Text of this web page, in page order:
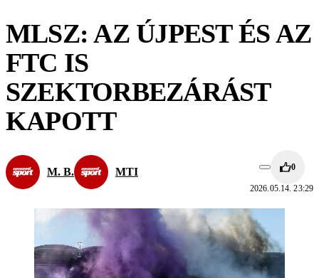
MLSZ: AZ ÚJPEST ÉS AZ
FTC IS
SZEKTORBEZÁRÁST
KAPOTT
M. B. MTI 0
2026.05.14. 23:29